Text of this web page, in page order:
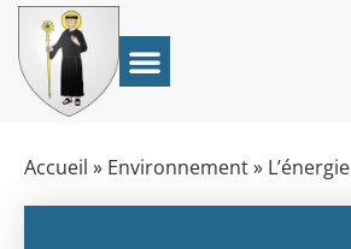
Accueil » Environnement» L’énergie